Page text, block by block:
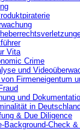
Vita
Crime
und
Firmeneigentum
und
in Deutschland
& Due Diligence
Background-Check